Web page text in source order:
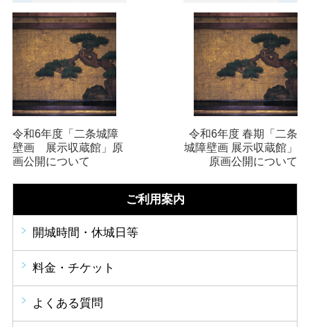
令和6年度「二条城障
壁画 展示収蔵館」原
画公開について
令和6年度 春期「二条
城障壁画 展示収蔵館」
原画公開について
ご利用案内
開城時間・休城日等
料金・チケット
よくある質問